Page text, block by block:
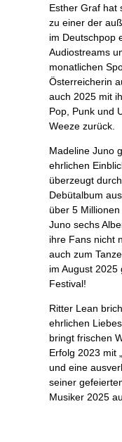
Esther Graf hat
zu einer der
im Deutschpop
Audiostreams
monatlichen
Österreicherin
auch 2025 mit
Pop, Punk und
Weeze zurück.
Madeline Juno
ehrlichen
überzeugt
Debütalbum
über 5
Juno sechs
ihre Fans nicht
auch zum
im August
Festival!
Ritter Lean
ehrlichen
bringt frischen
Erfolg 2023 mit
und eine
seiner
Musiker 2025